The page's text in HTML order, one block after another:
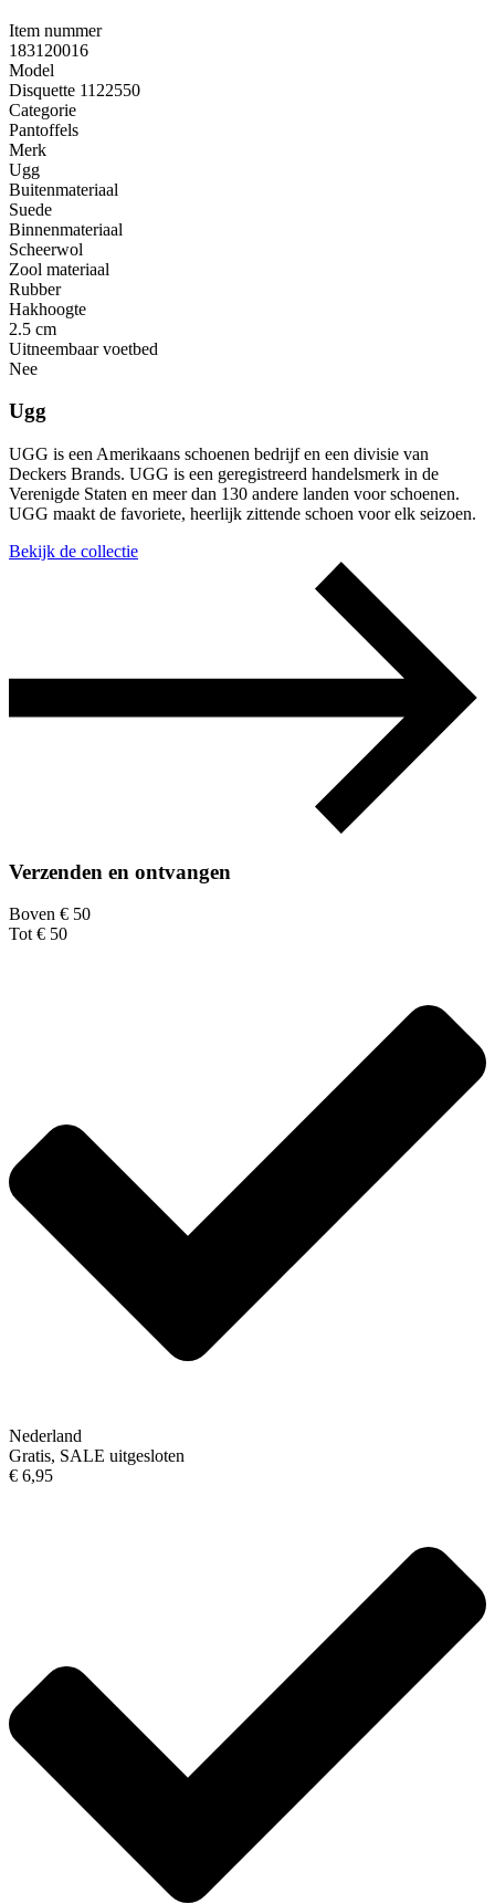
Item nummer
183120016
Model
Disquette 1122550
Categorie
Pantoffels
Merk
Ugg
Buitenmateriaal
Suede
Binnenmateriaal
Scheerwol
Zool materiaal
Rubber
Hakhoogte
2.5 cm
Uitneembaar voetbed
Nee
Ugg
UGG is een Amerikaans schoenen bedrijf en een divisie van
Deckers Brands. UGG is een geregistreerd handelsmerk in de
Verenigde Staten en meer dan 130 andere landen voor schoenen.
UGG maakt de favoriete, heerlijk zittende schoen voor elk seizoen.
Bekijk de collectie
Verzenden en ontvangen
Boven € 50
Tot € 50
Nederland
Gratis, SALE uitgesloten
€ 6,95